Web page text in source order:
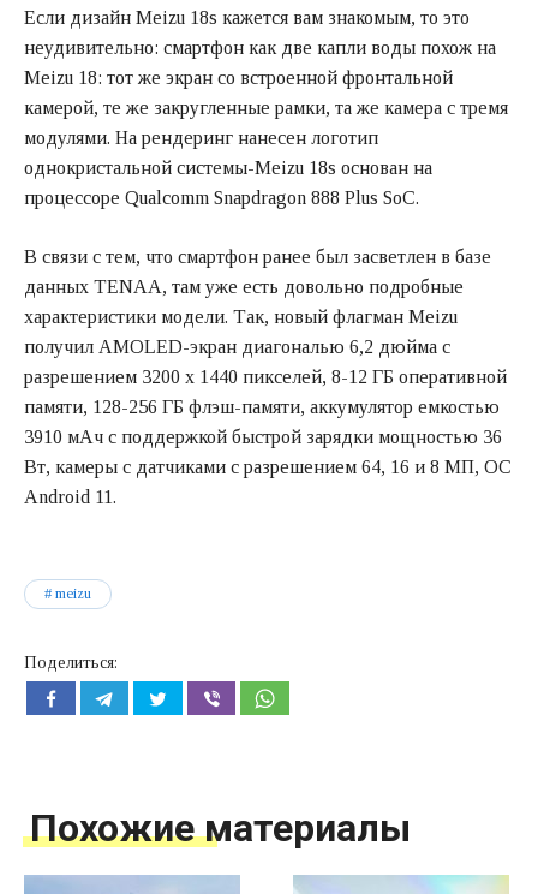
Если дизайн Meizu 18s кажется вам знакомым, то это
неудивительно: смартфон как две капли воды похож на
Meizu 18: тот же экран со встроенной фронтальной
камерой, те же закругленные рамки, та же камера с тремя
модулями. На рендеринг нанесен логотип
однокристальной системы-Meizu 18s основан на
процессоре Qualcomm Snapdragon 888 Plus SoC.
В связи с тем, что смартфон ранее был засветлен в базе
данных TENAA, там уже есть довольно подробные
характеристики модели. Так, новый флагман Meizu
получил AMOLED-экран диагональю 6,2 дюйма с
разрешением 3200 x 1440 пикселей, 8-12 ГБ оперативной
памяти, 128-256 ГБ флэш-памяти, аккумулятор емкостью
3910 мАч с поддержкой быстрой зарядки мощностью 36
Вт, камеры с датчиками с разрешением 64, 16 и 8 МП, ОС
Android 11.
meizu
Поделиться:
Похожие материалы